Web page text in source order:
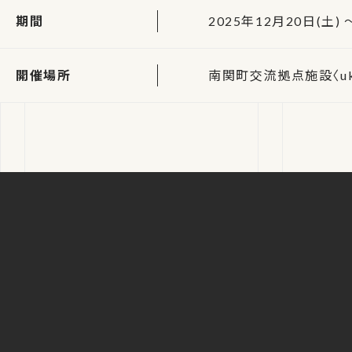
期間 2025年12月20日(土)
開催場所 南関町交流拠点施設〈